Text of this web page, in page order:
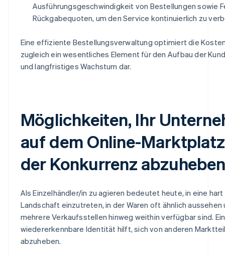
Ausführungsgeschwindigkeit von Bestellungen sowie
Rückgabequoten, um den Service kontinuierlich zu
Eine effiziente Bestellungsverwaltung optimiert die
zugleich ein wesentliches Element für den Aufbau der
und langfristiges Wachstum dar.
Möglichkeiten, Ihr
auf dem Online-
der Konkurrenz
Als Einzelhändler/in zu agieren bedeutet heute, in eine
Landschaft einzutreten, in der Waren oft ähnlich aussehen
mehrere Verkaufsstellen hinweg weithin verfügbar sind.
wiedererkennbare Identität hilft, sich von anderen
abzuheben.